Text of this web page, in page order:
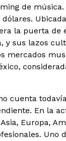
de
la puerta de
y sus lazos
mercados
cuenta
En la
Europa,
Uno